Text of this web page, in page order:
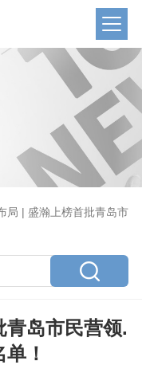
局 | 盛瀚上榜首批青岛市
岛市民营领.
！